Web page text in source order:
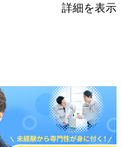
詳細を表示